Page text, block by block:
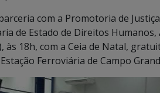
com a Promotoria de
de Estado de Direitos
às 18h, com a Ceia de Natal,
Ferroviária de Campo